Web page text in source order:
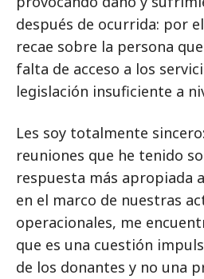
después de ocurrida: por
recae sobre la persona
falta de acceso a los
legislación insuficiente a
Les soy totalmente
reuniones que he tenido
respuesta más apropiada
en el marco de nuestras
operacionales, me
que es una cuestión
de los donantes y no una